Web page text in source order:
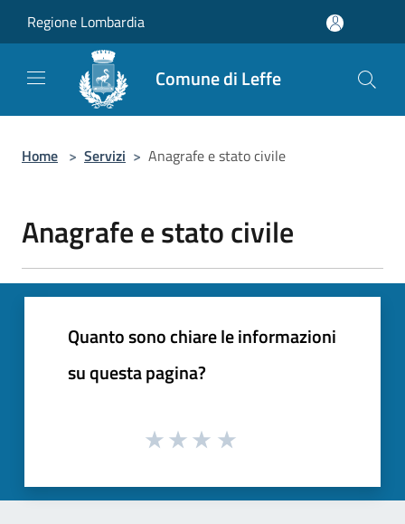
Regione Lombardia
Comune di Leffe
Home > Servizi > Anagrafe e stato civile
Anagrafe e stato civile
Quanto sono chiare le informazioni
su questa pagina?